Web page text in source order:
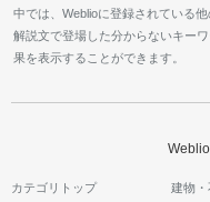
中では、Weblioに登録されている
解説文で登場した分からないキー
果を表示することができます。
カテゴリトップ 建物・